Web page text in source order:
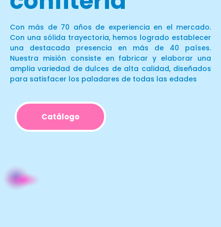
Con más de 70 años de experiencia en el mercado.
Con una sólida trayectoria, hemos logrado establecer
una destacada presencia en más de 40 países.
Nuestra misión consiste en fabricar y elaborar una
amplia variedad de dulces de alta calidad, diseñados
para satisfacer los paladares de todas las edades
Catálogo